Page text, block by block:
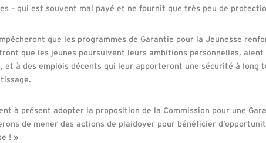
– qui est souvent mal payé et ne fournit que très peu de
que les programmes de Garantie pour la Jeunesse
que les jeunes poursuivent leurs ambitions personnelles, aient
et à des emplois décents qui leur apporteront une sécurité à long
à présent adopter la proposition de la Commission pour une
de mener des actions de plaidoyer pour bénéficier
! »